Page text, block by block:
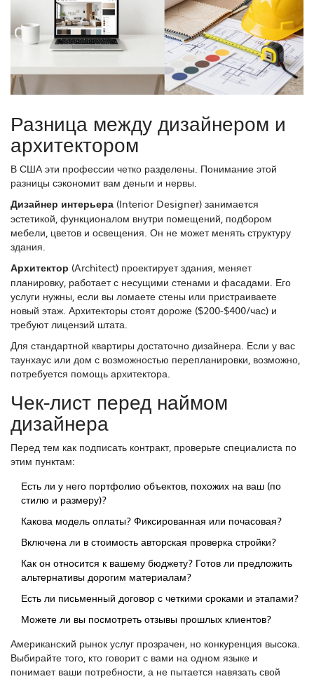
Разница между дизайнером и
архитектором
В США эти профессии четко разделены. Понимание этой
разницы сэкономит вам деньги и нервы.
Дизайнер интерьера (Interior Designer) занимается
эстетикой, функционалом внутри помещений, подбором
мебели, цветов и освещения. Он не может менять структуру
здания.
Архитектор (Architect) проектирует здания, меняет
планировку, работает с несущими стенами и фасадами. Его
услуги нужны, если вы ломаете стены или пристраиваете
новый этаж. Архитекторы стоят дороже ($200-$400/час) и
требуют лицензий штата.
Для стандартной квартиры достаточно дизайнера. Если у вас
таунхаус или дом с возможностью перепланировки, возможно,
потребуется помощь архитектора.
Чек-лист перед наймом
дизайнера
Перед тем как подписать контракт, проверьте специалиста по
этим пунктам:
Есть ли у него портфолио объектов, похожих на ваш (по
стилю и размеру)?
Какова модель оплаты? Фиксированная или почасовая?
Включена ли в стоимость авторская проверка стройки?
Как он относится к вашему бюджету? Готов ли предложить
альтернативы дорогим материалам?
Есть ли письменный договор с четкими сроками и этапами?
Можете ли вы посмотреть отзывы прошлых клиентов?
Американский рынок услуг прозрачен, но конкуренция высока.
Выбирайте того, кто говорит с вами на одном языке и
понимает ваши потребности, а не пытается навязать свой